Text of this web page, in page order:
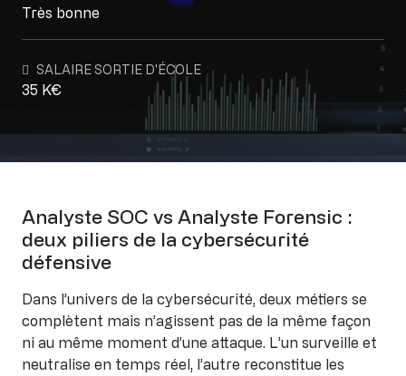
Très bonne
SALAIRE SORTIE D'ÉCOLE
35 K€
Analyste SOC vs Analyste Forensic :
deux piliers de la cybersécurité
défensive
Dans l’univers de la cybersécurité, deux métiers se
complètent mais n’agissent pas de la même façon
ni au même moment d’une attaque. L’un surveille et
neutralise en temps réel, l’autre reconstitue les